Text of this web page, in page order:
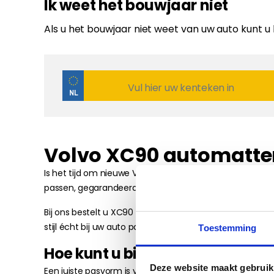
Toestemming
Deze website maakt
Ik weet het bouwjaar niet
Als u het bouwjaar niet weet van uw auto kunt
Volvo XC90
Is het tijd om nieuwe Volvo XC90 automatten
passen, gegarandeerd. Hoe we dat verzorgen? U leest
Bij ons bestelt u XC90 automatten met het gemak
stijl écht bij uw auto passen.
Hoe kunt u bij ons Volvo XC90
Een juiste pasvorm is van groot belang bij uw nieuwe